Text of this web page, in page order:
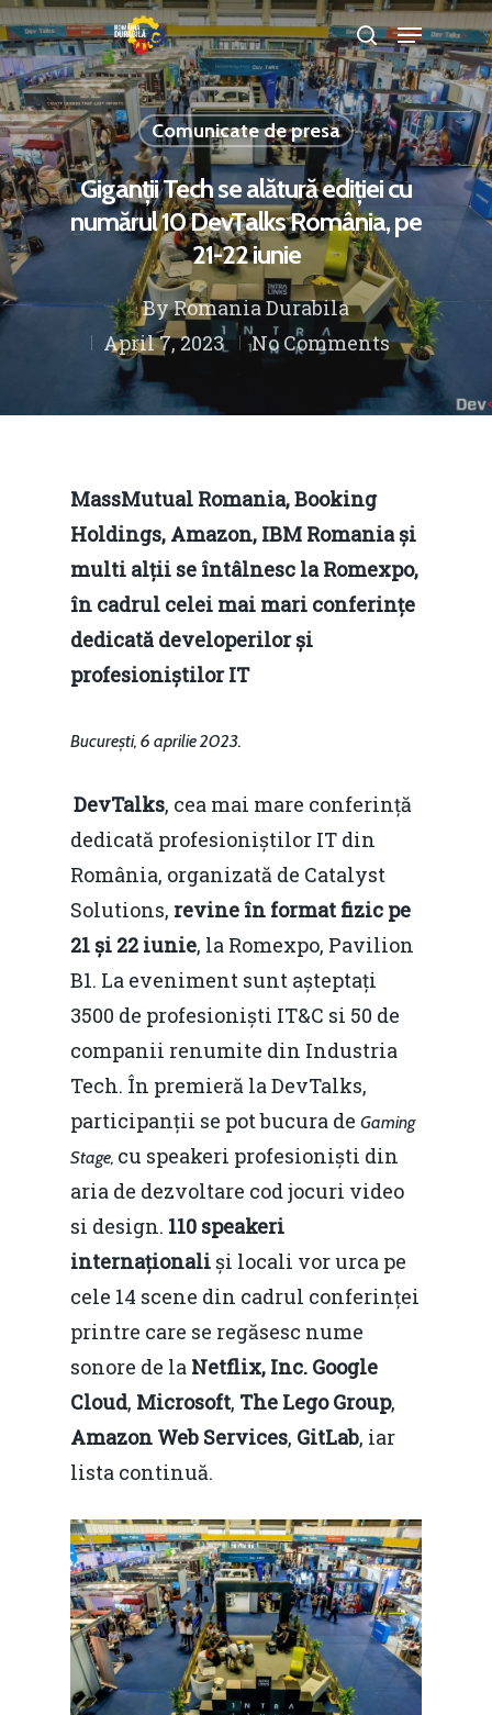
Hit enter to search or ESC to close
Comunicate de presa
Giganții Tech se alătură ediției cu
numărul 10 DevTalks România, pe
21-22 iunie
ByRomania Durabila
April 7, 2023
No Comments
MassMutual Romania, Booking
Holdings, Amazon, IBM Romania și
multi alții se întâlnesc la Romexpo,
în cadrul celei mai mari conferințe
dedicată developerilor și
profesioniștilor IT
București, 6 aprilie 2023.
DevTalks, cea mai mare conferință
dedicată profesioniștilor IT din
România, organizată de Catalyst
Solutions, revine în format fizic pe
21 și 22 iunie, la Romexpo, Pavilion
B1. La eveniment sunt așteptați
3500 de profesioniști IT&C si 50 de
companii renumite din Industria
Tech. În premieră la DevTalks,
participanții se pot bucura de Gaming
Stage, cu speakeri profesioniști din
aria de dezvoltare cod jocuri video
si design. 110 speakeri
internaționali și locali vor urca pe
cele 14 scene din cadrul conferinței
printre care se regăsesc nume
sonore de la Netflix, Inc. Google
Cloud, Microsoft, The Lego Group,
Amazon Web Services, GitLab, iar
lista continuă.